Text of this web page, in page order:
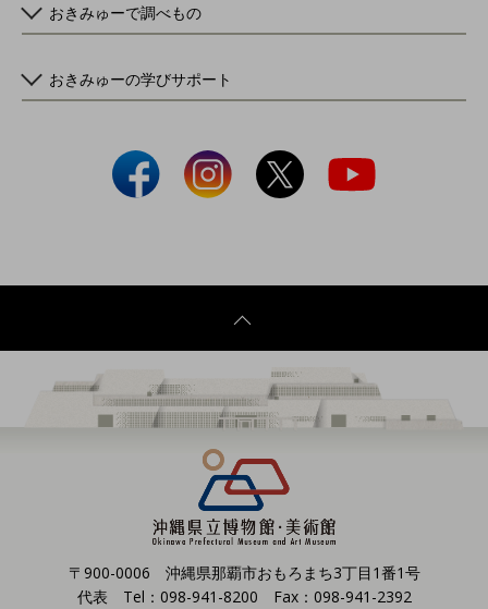
おきみゅーで調べもの
おきみゅーの学びサポート
〒900-0006 沖縄県那覇市おもろまち3丁目1番1号
代表 Tel：098-941-8200 Fax：098-941-2392